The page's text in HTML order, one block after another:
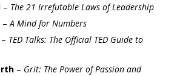
– The 21 Irrefutable Laws of Leadership
–A Mind for Numbers
– TED Talks: The Official TED Guide to
– Grit: The Power of Passion and